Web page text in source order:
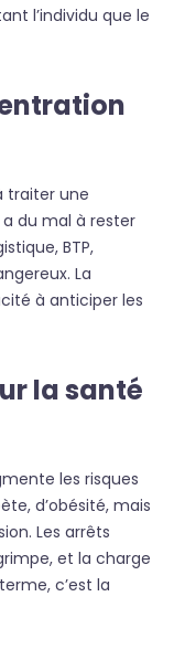
l’individu que le
traiter une
du mal à rester
BTP,
La
à anticiper les
la santé
les risques
d’obésité, mais
Les arrêts
et la charge
c’est la